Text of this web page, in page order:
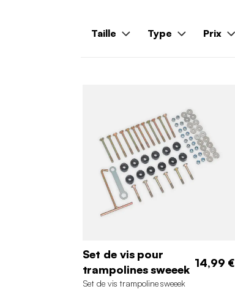
Taille Type Prix
Set de vis pour
trampolines sweeek 14,99 €
Set de vis trampoline sweeek